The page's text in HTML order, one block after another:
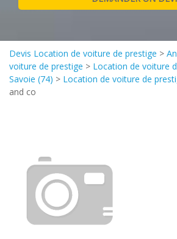
Devis Location de voiture de prestige >
voiture de prestige > Location de voiture
Savoie (74) > Location de voiture de
and co